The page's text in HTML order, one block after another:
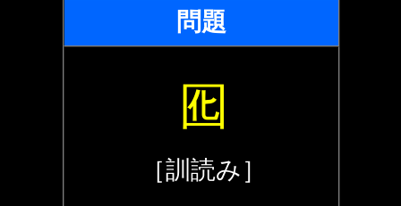
問題
囮
［訓読み］